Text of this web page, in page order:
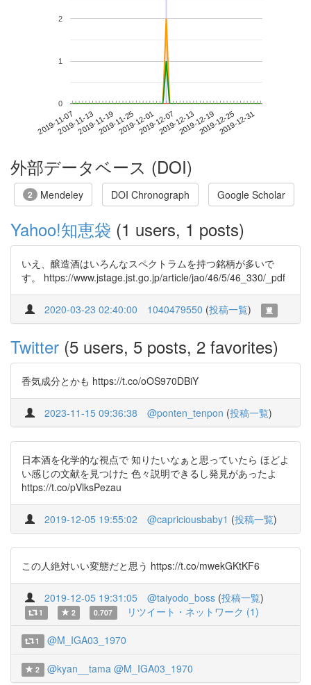
2019-11-072019-11-132019-11-192019-11-252019-12-012019-12-072019-12-132019-12-192019-12-252019-12-31
0
1
2
外部データベース (DOI)
2 Mendeley DOI Chronograph Google Scholar
Yahoo!知恵袋 (1 users, 1 posts)
いえ、醸造酒はいろんなスペクトラムを持つ銘柄が多いで
す。 https://www.jstage.jst.go.jp/article/jao/46/5/46_330/_pdf
2020-03-23 02:40:00 1040479550 (投稿一覧)
Twitter (5 users, 5 posts, 2 favorites)
香気成分とかも https://t.co/oOS970DBiY
2023-11-15 09:36:38 @ponten_tenpon (投稿一覧)
日本酒を化学的な視点で 知りたいなぁと思っていたら ほどよ
い感じの文献を見つけた 色々説明できるし発見があったよ
https://t.co/pVlksPezau
2019-12-05 19:55:02 @capriciousbaby1 (投稿一覧)
この人絶対いい変態だと思う https://t.co/mwekGKtKF6
2019-12-05 19:31:05 @taiyodo_boss (投稿一覧)
1 2 0.707 リツイート・ネットワーク (1)
1 @M_IGA03_1970
2 @kyan__tama @M_IGA03_1970